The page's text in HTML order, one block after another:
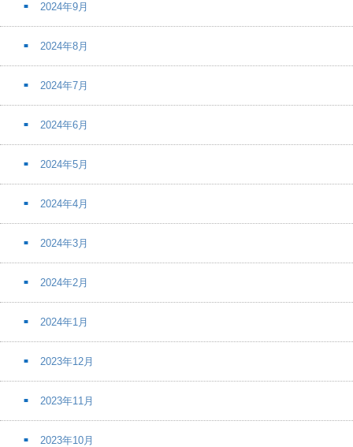
2024年9月
2024年8月
2024年7月
2024年6月
2024年5月
2024年4月
2024年3月
2024年2月
2024年1月
2023年12月
2023年11月
2023年10月